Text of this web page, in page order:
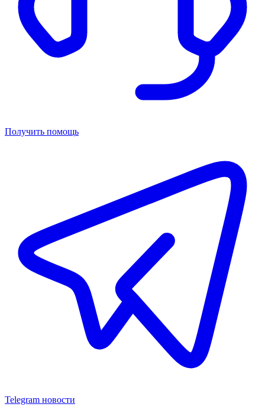
Получить помощь
Telegram новости